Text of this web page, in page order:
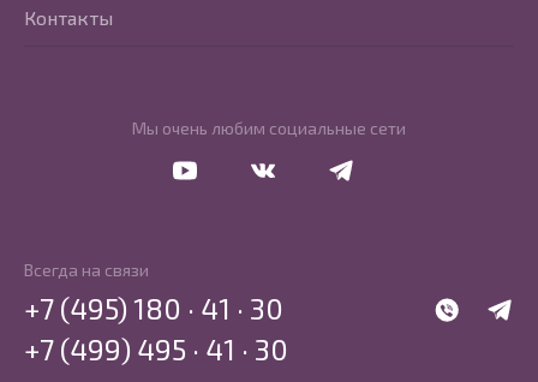
Мы очень любим социальные сети
Перейти в VkontakteПерейти в Telegram
Контакты
Всегда на связи
WhatsApp
+7 (495) 180 · 41 · 30
+7 (499) 495 · 41 · 30